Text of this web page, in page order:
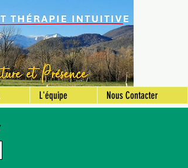
L'équipe Nous Contacter